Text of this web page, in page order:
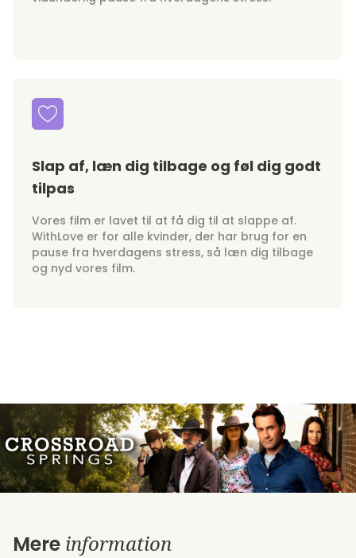
Slap af, læn dig tilbage og føl dig godt
tilpas
Vores film er lavet til at få dig til at slappe af.
WithLove er for alle kvinder, der har brug for en
pause fra hverdagens stress, så læn dig tilbage
og nyd vores film.
Mere information